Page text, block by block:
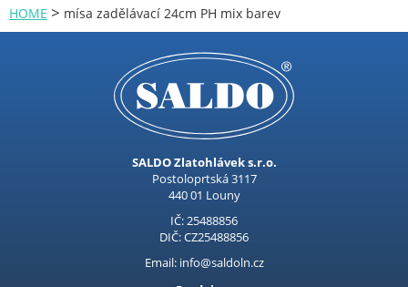
TEPLOMĚRY, MINUTNÍKY
NÁKUPNÍ TAŠKY
Prodejna LOUNY - nezařazené
HOME > mísa zadělávací 24cm PH mix barev
SALDO Zlatohlávek s.r.o.
Postoloprtská 3117
440 01 Louny
IČ: 25488856
DIČ: CZ25488856
Email: info@saldoln.cz